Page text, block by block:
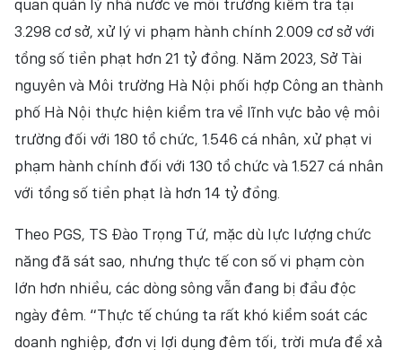
quan quản lý nhà nước về môi trường kiểm tra tại
3.298 cơ sở, xử lý vi phạm hành chính 2.009 cơ sở với
tổng số tiền phạt hơn 21 tỷ đồng. Năm 2023, Sở Tài
nguyên và Môi trường Hà Nội phối hợp Công an thành
phố Hà Nội thực hiện kiểm tra về lĩnh vực bảo vệ môi
trường đối với 180 tổ chức, 1.546 cá nhân, xử phạt vi
phạm hành chính đối với 130 tổ chức và 1.527 cá nhân
với tổng số tiền phạt là hơn 14 tỷ đồng.
Theo PGS, TS Đào Trọng Tứ, mặc dù lực lượng chức
năng đã sát sao, nhưng thực tế con số vi phạm còn
lớn hơn nhiều, các dòng sông vẫn đang bị đầu độc
ngày đêm. “Thực tế chúng ta rất khó kiểm soát các
doanh nghiệp, đơn vị lợi dụng đêm tối, trời mưa để xả